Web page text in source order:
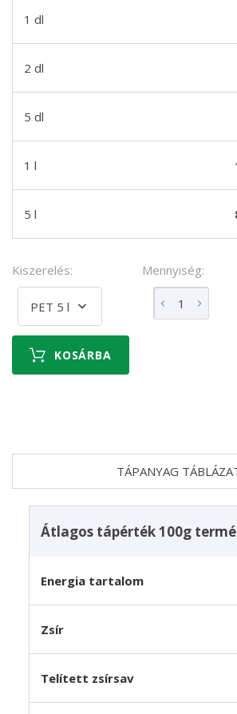
1 dl
2 dl
5 dl
1 l
5 l
Kiszerelés:
PET 5 l
Mennyiség:
KOSÁRBA
TÁPANYAG
Átlagos tápérték 100g
Energia tartalom
Zsír
Telített zsírsav